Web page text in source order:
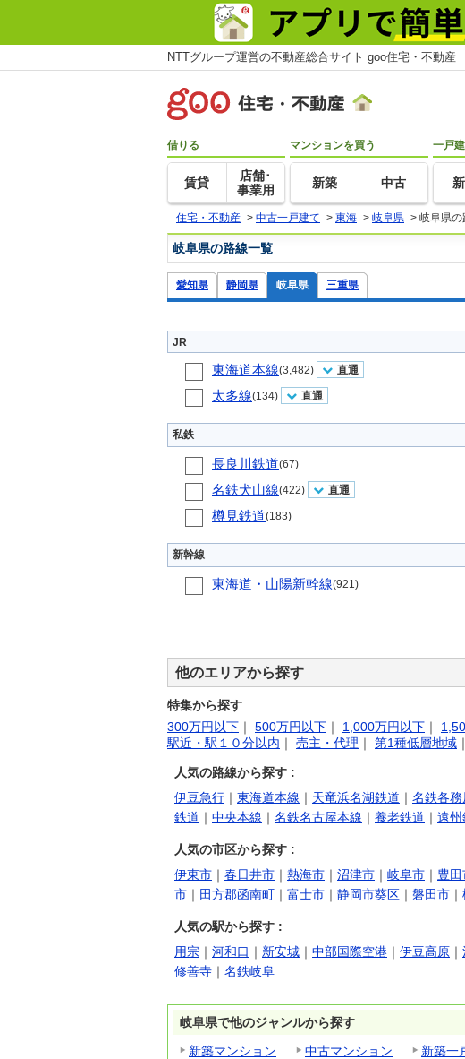
NTTグループ運営の不動産総合サイト goo住宅・不動産
借りる
賃貸
店舗･
事業用
マンションを買う
新築 中古
一戸
住宅・不動産 > 中古一戸建て > 東海 > 岐阜県 > 岐阜県の
岐阜県の路線一覧
愛知県 静岡県 岐阜県 三重県
JR
東海道本線(3,482) 直通
太多線(134) 直通
私鉄
長良川鉄道(67)
名鉄犬山線(422) 直通
樽見鉄道(183)
新幹線
東海道・山陽新幹線(921)
他のエリアから探す
特集から探す
300万円以下 ｜ 500万円以下 ｜ 1,000万円以下 ｜
駅近・駅１０分以内 ｜ 売主・代理 ｜ 第1種低層地域 ｜
人気の路線から探す :
伊豆急行 ｜ 東海道本線 ｜ 天竜浜名湖鉄道 ｜ 名鉄各務
鉄道 ｜ 中央本線 ｜ 名鉄名古屋本線 ｜ 養老鉄道 ｜ 遠州
人気の市区から探す :
伊東市 ｜ 春日井市 ｜ 熱海市 ｜ 沼津市 ｜ 岐阜市 ｜ 豊田
市 ｜ 田方郡函南町 ｜ 富士市 ｜ 静岡市葵区 ｜ 磐田市 ｜
人気の駅から探す :
用宗 ｜ 河和口 ｜ 新安城 ｜ 中部国際空港 ｜ 伊豆高原 ｜
修善寺 ｜ 名鉄岐阜
岐阜県で他のジャンルから探す
新築マンション
中古マンション 新築一